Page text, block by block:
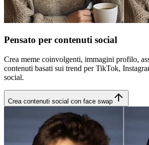
Pensato per contenuti social
Crea meme coinvolgenti, immagini profilo,
contenuti basati sui trend per TikTok,
social.
Crea contenuti social con face swap